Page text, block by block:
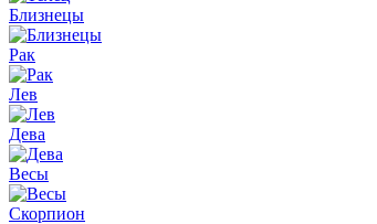
Близнецы
Рак
Лев
Дева
Весы
Скорпион